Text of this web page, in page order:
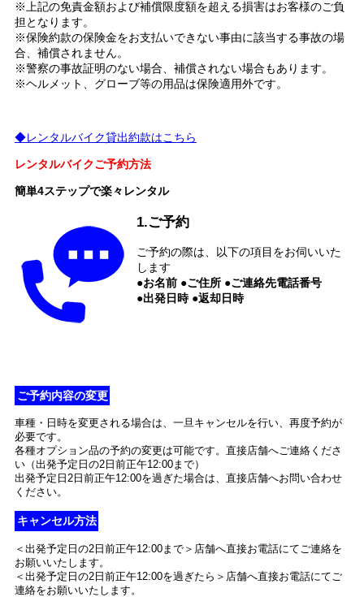
※上記の免責金額および補償限度額を超える損害はお客様のご負
担となります。
※保険約款の保険金をお支払いできない事由に該当する事故の場
合、補償されません。
※警察の事故証明のない場合、補償されない場合もあります。
※ヘルメット、グローブ等の用品は保険適用外です。
◆レンタルバイク貸出約款はこちら
レンタルバイクご予約方法
簡単4ステップで楽々レンタル
1.ご予約
ご予約の際は、以下の項目をお伺いいた
します
●お名前 ●ご住所 ●ご連絡先電話番号
●出発日時 ●返却日時
ご予約内容の変更
車種・日時を変更される場合は、一旦キャンセルを行い、再度予約が
必要です。
各種オプション品の予約の変更は可能です。直接店舗へご連絡くださ
い（出発予定日の2日前正午12:00まで）
出発予定日2日前正午12:00を過ぎた場合は、直接店舗へお問い合わせ
ください。
キャンセル方法
＜出発予定日の2日前正午12:00まで＞店舗へ直接お電話にてご連絡を
お願いいたします。
＜出発予定日の2日前正午12:00を過ぎたら＞店舗へ直接お電話にてご
連絡をお願いいたします。